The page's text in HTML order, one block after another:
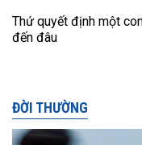
Thứ quyết định một
đến đâu
ĐỜI THƯỜNG